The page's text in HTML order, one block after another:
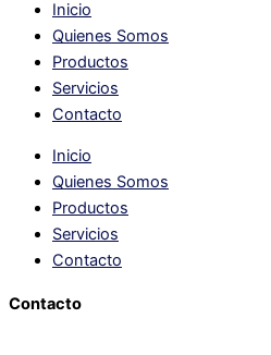
Inicio
Quienes Somos
Productos
Servicios
Contacto
Inicio
Quienes Somos
Productos
Servicios
Contacto
Contacto